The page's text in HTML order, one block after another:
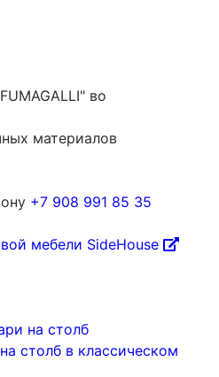
во
материалов
+7 908 991 85 35
мебели SideHouse
на столб
столб в классическом